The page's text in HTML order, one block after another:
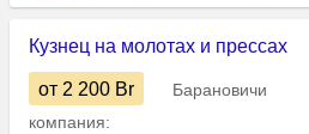
Кузнец на молотах и прессах
от 2 200 Br
Барановичи
компания: